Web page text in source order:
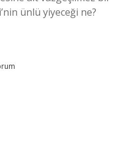
ünlü yiyeceği ne?